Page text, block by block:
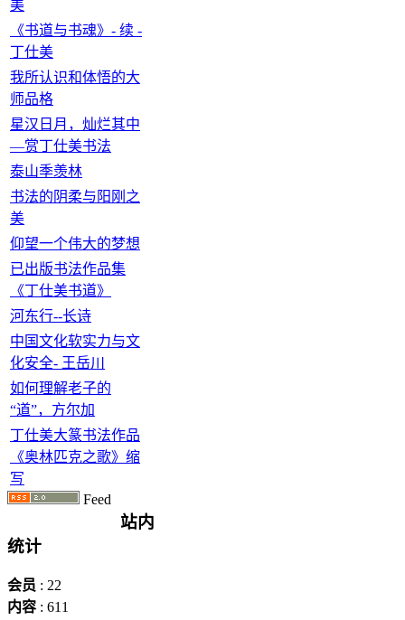
美
《书道与书魂》- 续 -
丁仕美
我所认识和体悟的大
师品格
星汉日月，灿烂其中
—赏丁仕美书法
泰山季羡林
书法的阴柔与阳刚之
美
仰望一个伟大的梦想
已出版书法作品集
《丁仕美书道》
河东行--长诗
中国文化软实力与文
化安全- 王岳川
如何理解老子的
“道”，方尔加
丁仕美大篆书法作品
《奥林匹克之歌》缩
写
Feed
站内
统计
会员 : 22
内容 : 611